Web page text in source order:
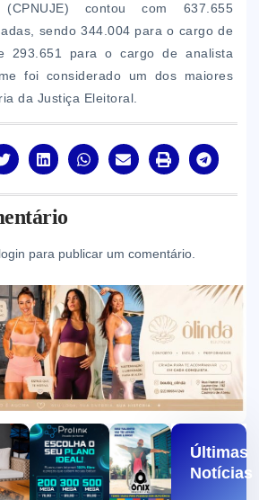
contou com 637.655
sendo 344.004 para o cargo de
293.651 para o cargo de analista
foi considerado um dos maiores
da Justiça Eleitoral.
login para publicar um comentário.
Últimas
Notícias